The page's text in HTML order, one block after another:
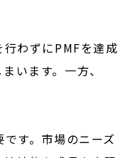
わずにPMFを達成
います。一方、
す。市場のニーズ